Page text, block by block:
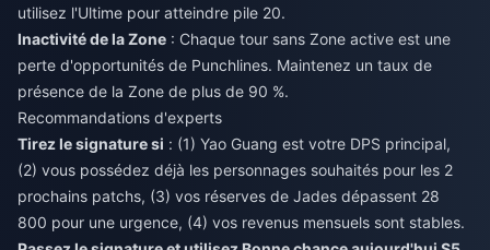
utilisez l'Ultime pour atteindre pile 20.
Inactivité de la Zone : Chaque tour sans Zone active est une
perte d'opportunités de Punchlines. Maintenez un taux de
présence de la Zone de plus de 90 %.
Recommandations d'experts
Tirez le signature si : (1) Yao Guang est votre DPS principal,
(2) vous possédez déjà les personnages souhaités pour les 2
prochains patchs, (3) vos réserves de Jades dépassent 28
800 pour une urgence, (4) vos revenus mensuels sont stables.